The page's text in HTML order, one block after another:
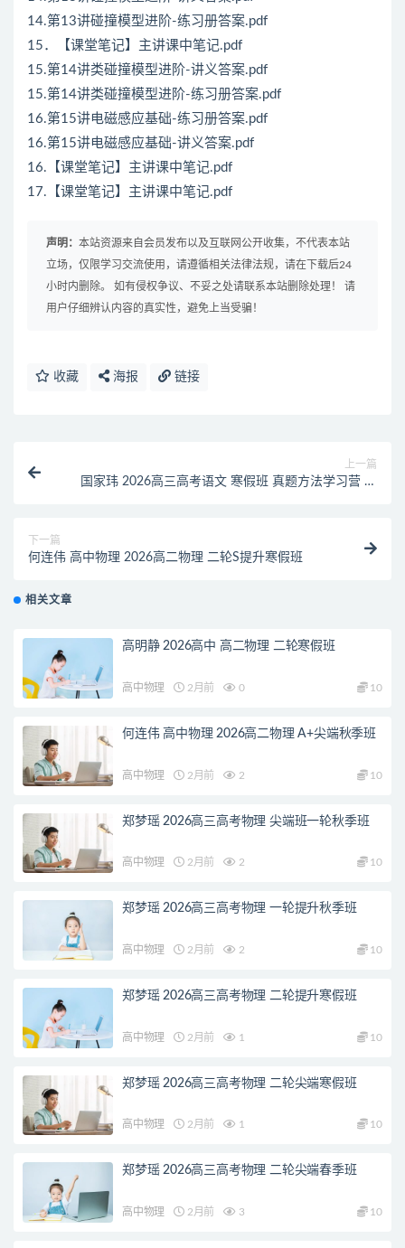
14.第13讲碰撞模型进阶-练习册答案.pdf
15．【课堂笔记】主讲课中笔记.pdf
15.第14讲类碰撞模型进阶-讲义答案.pdf
15.第14讲类碰撞模型进阶-练习册答案.pdf
16.第15讲电磁感应基础-练习册答案.pdf
16.第15讲电磁感应基础-讲义答案.pdf
16.【课堂笔记】主讲课中笔记.pdf
17.【课堂笔记】主讲课中笔记.pdf
声明： 本站资源来自会员发布以及互联网公开收集，不代表本站
立场，仅限学习交流使用，请遵循相关法律法规，请在下载后24
小时内删除。 如有侵权争议、不妥之处请联系本站删除处理！ 请
用户仔细辨认内容的真实性，避免上当受骗！
收藏 海报 链接
上一篇
国家玮 2026高三高考语文 寒假班 真题方法学习营 春
下一篇
何连伟 高中物理 2026高二物理 二轮S提升寒假班
相关文章
高明静 2026高中 高二物理 二轮寒假班
高中物理 2月前 0 10
何连伟 高中物理 2026高二物理 A+尖端秋季班
高中物理 2月前 2 10
郑梦瑶 2026高三高考物理 尖端班一轮秋季班
高中物理 2月前 2 10
郑梦瑶 2026高三高考物理 一轮提升秋季班
高中物理 2月前 2 10
郑梦瑶 2026高三高考物理 二轮提升寒假班
高中物理 2月前 1 10
郑梦瑶 2026高三高考物理 二轮尖端寒假班
高中物理 2月前 1 10
郑梦瑶 2026高三高考物理 二轮尖端春季班
高中物理 2月前 3 10